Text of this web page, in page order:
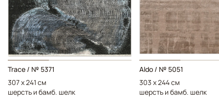
Trace / № 5371
307 x 241 см
шерсть и бамб. шелк
Aldo / № 5051
303 x 244 см
шерсть и бамб. шелк